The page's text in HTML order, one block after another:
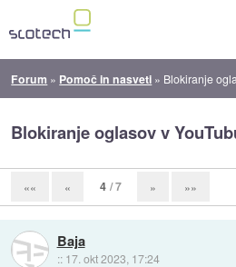
Forum » Pomoč in nasveti » Blokiranje
Blokiranje oglasov v
«« « 4 / 7 » »»
Baja
:: 17. okt 2023, 17:24